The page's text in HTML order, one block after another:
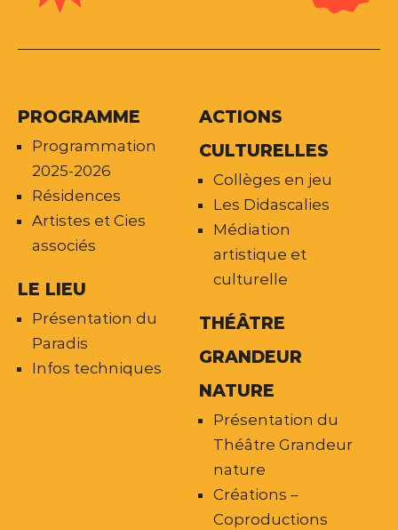
PROGRAMME
Programmation
2025-2026
Résidences
Artistes et Cies
associés
LE LIEU
Présentation du
Paradis
Infos techniques
ACTIONS
CULTURELLES
Collèges en jeu
Les Didascalies
Médiation
artistique et
culturelle
THÉÂTRE
GRANDEUR
NATURE
Présentation du
Théâtre Grandeur
nature
Créations –
Coproductions